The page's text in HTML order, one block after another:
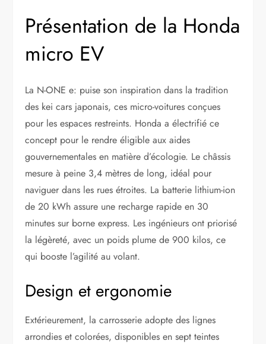
Présentation de la Honda
micro EV
La N-ONE e: puise son inspiration dans la tradition
des kei cars japonais, ces micro-voitures conçues
pour les espaces restreints. Honda a électrifié ce
concept pour le rendre éligible aux aides
gouvernementales en matière d’écologie. Le châssis
mesure à peine 3,4 mètres de long, idéal pour
naviguer dans les rues étroites. La batterie lithium-ion
de 20 kWh assure une recharge rapide en 30
minutes sur borne express. Les ingénieurs ont priorisé
la légèreté, avec un poids plume de 900 kilos, ce
qui booste l’agilité au volant.
Design et ergonomie
Extérieurement, la carrosserie adopte des lignes
arrondies et colorées, disponibles en sept teintes